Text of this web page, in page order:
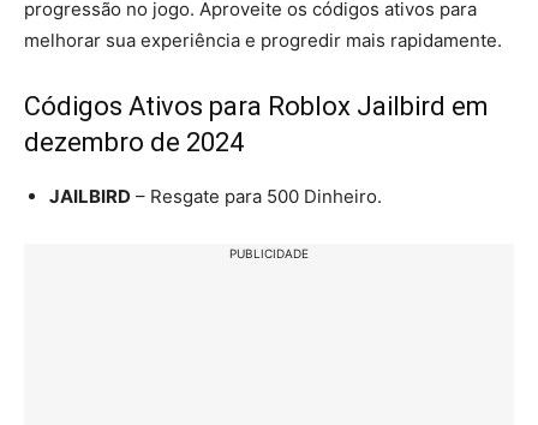
progressão no jogo. Aproveite os códigos ativos para
melhorar sua experiência e progredir mais rapidamente.
Códigos Ativos para Roblox Jailbird em
dezembro de 2024
JAILBIRD – Resgate para 500 Dinheiro.
PUBLICIDADE